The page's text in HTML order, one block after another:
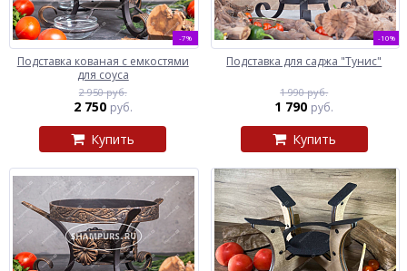
-7%
Подставка кованая с емкостями
для соуса
2 950 руб.
2 750 руб.
Купить
-10%
Подставка для саджа "Тунис"
1 990 руб.
1 790 руб.
Купить